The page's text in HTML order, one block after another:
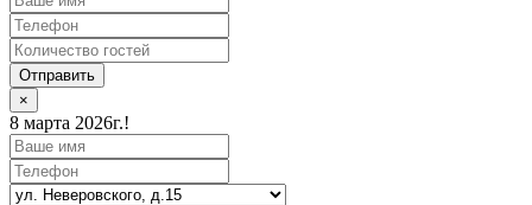
Отправить
×
8 марта 2026г.!